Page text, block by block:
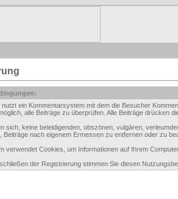
nutzt ein Kommentarsystem mit dem die Besucher
alle Beiträge zu überprüfen. Alle Beiträge drücken
sich, keine beleidigenden, obszönen, vulgären,
Beiträge nach eigenem Ermessen zu entfernen oder zu
verwendet Cookies, um Informationen auf Ihrem
der Registrierung stimmen Sie diesen